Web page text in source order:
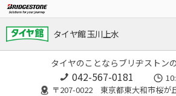
タイヤ館 玉川上水
タイヤのことならブリヂストン
042-567-0181
〒207-0022 東京都東大和市桜が